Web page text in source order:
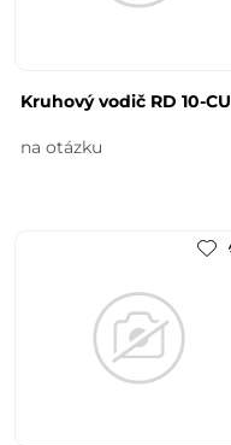
Kruhový vodič RD 10-CU
na otázku